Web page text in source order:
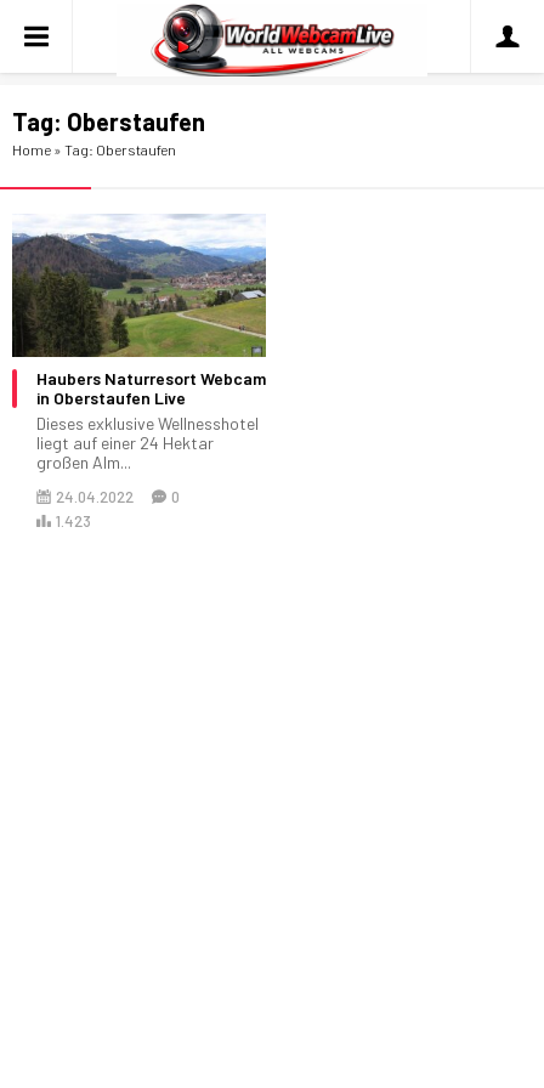
Tag: Oberstaufen
Home » Tag: Oberstaufen
Haubers Naturresort Webcam
in Oberstaufen Live
Dieses exklusive Wellnesshotel
liegt auf einer 24 Hektar
großen Alm...
24.04.2022
0
1.423